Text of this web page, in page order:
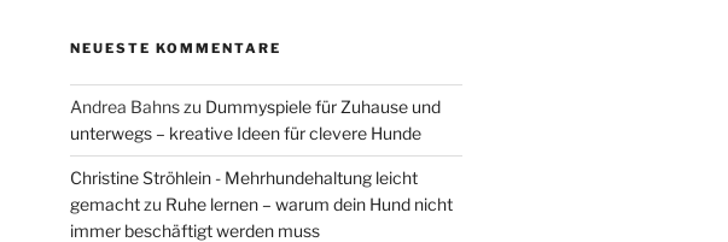
NEUESTE KOMMENTARE
Andrea Bahnszu Dummyspiele für Zuhause und
unterwegs – kreative Ideen für clevere Hunde
Christine Ströhlein - Mehrhundehaltung leicht
gemachtzu Ruhe lernen – warum dein Hund nicht
immer beschäftigt werden muss